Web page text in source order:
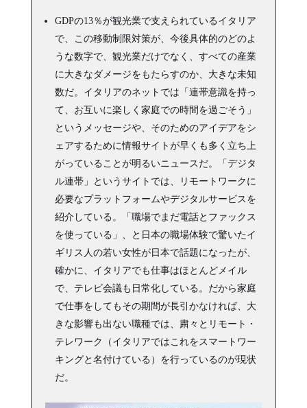
GDPの13％が観光業で支えられているイタリア
で、この移動制限対策が、今後具体的のどのよ
うな数字で、観光業だけでなく、すべての産業
に大きなダメージをもたらすのか、大きな未知
数だ。イタリアのネットでは「連帯意識を持っ
て、お互いに楽しく家庭での時間を過ごそう」
というメッセージや、そのためのアイデアをシ
ェアするために情報サイトが早くも多く立ち上
がっていることが明るいニュースだ。「デジタ
ル連帯」というサイトでは、リモートワークに
必要なプラットフォームやデジタルサービスを
紹介している。「職場でまだ電話とファックス
を使っている」、と日本の職場体験で驚いたイ
ギリス人の若い女性が日本で話題になったが、
確かに、イタリアでも仕事はほとんどメイル
で、テレビ会議も日常化している。だから家庭
で仕事をしてもその期間が長引かなければ、大
きな影響も出ない職種では、粛々とリモート・
テレワーク（イタリアではこれをスマートワー
キングと名付けている）を行っているのが現状
だ。